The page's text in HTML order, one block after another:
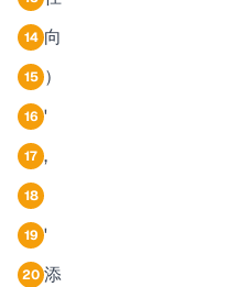
14 向
15 ）
16 '
17 ,
18
19 '
20 添